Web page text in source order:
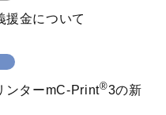
援金について
ンターmC-Print®3の新